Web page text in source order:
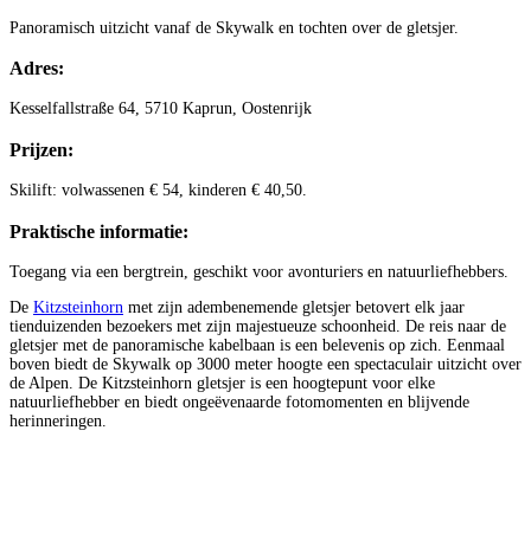
Panoramisch uitzicht vanaf de Skywalk en tochten over de gletsjer.
Adres:
Kesselfallstraße 64, 5710 Kaprun, Oostenrijk
Prijzen:
Skilift: volwassenen € 54, kinderen € 40,50.
Praktische informatie:
Toegang via een bergtrein, geschikt voor avonturiers en natuurliefhebbers.
De Kitzsteinhorn met zijn adembenemende gletsjer betovert elk jaar
tienduizenden bezoekers met zijn majestueuze schoonheid. De reis naar de
gletsjer met de panoramische kabelbaan is een belevenis op zich. Eenmaal
boven biedt de Skywalk op 3000 meter hoogte een spectaculair uitzicht over
de Alpen. De Kitzsteinhorn gletsjer is een hoogtepunt voor elke
natuurliefhebber en biedt ongeëvenaarde fotomomenten en blijvende
herinneringen.